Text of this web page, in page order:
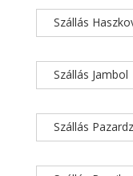
Szállás
Szállás Jambol
Szállás